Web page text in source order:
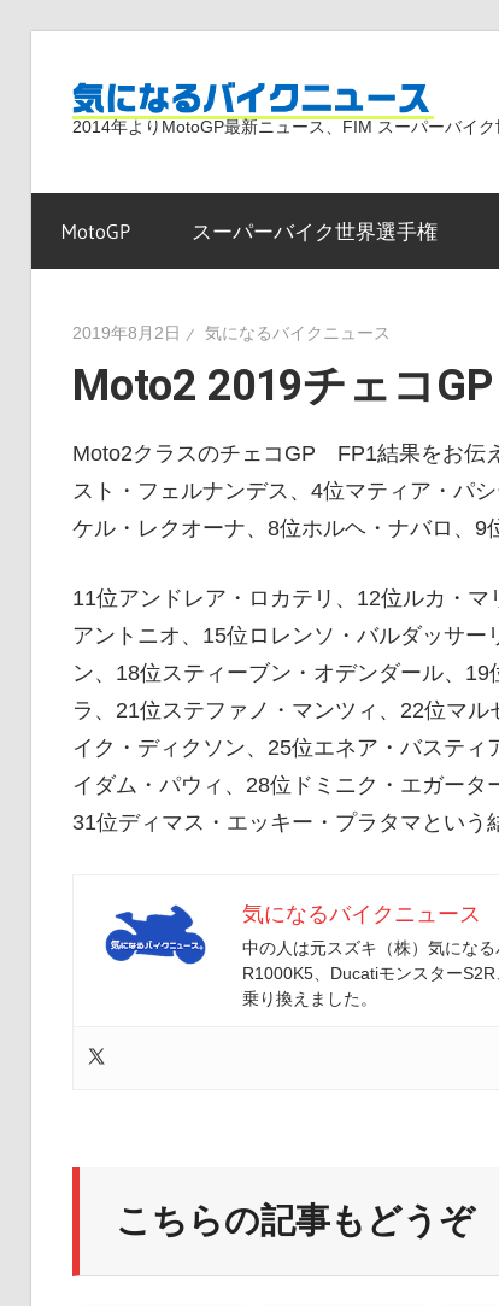
る
2014年よりMotoGP最新ニュース、FIM スーパーバイ
MotoGP スーパーバイク世界選手権
2019年8月2日 気になるバイクニュース
Moto2 2019チェコ
Moto2クラスのチェコGP FP1結果をお伝
スト・フェルナンデス、4位マティア・パ
ケル・レクオーナ、8位ホルヘ・ナバロ、
11位アンドレア・ロカテリ、12位ルカ・
アントニオ、15位ロレンソ・バルダッサ
ン、18位スティーブン・オデンダール、
ラ、21位ステファノ・マンツィ、22位マ
イク・ディクソン、25位エネア・バスティ
イダム・パウィ、28位ドミニク・エガータ
31位ディマス・エッキー・プラタマという
気になるバイクニュース
中の人は元スズキ（株）気にな
R1000K5、Ducatiモンスター
乗り換えました。
こちらの記事もどうぞ